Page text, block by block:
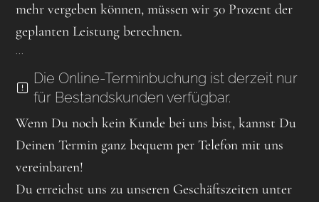
mehr vergeben können, müssen wir 50 Prozent der
geplanten Leistung berechnen.
...
Die Online-Terminbuchung ist derzeit nur
für Bestandskunden verfügbar.
Wenn Du noch kein Kunde bei uns bist, kannst Du
Deinen Termin ganz bequem per Telefon mit uns
vereinbaren!
Du erreichst uns zu unseren Geschäftszeiten unter